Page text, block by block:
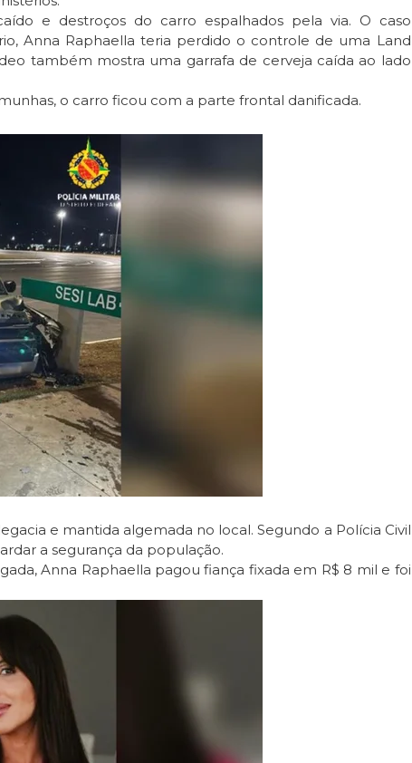
e destroços do carro espalhados pela via. O caso
Anna Raphaella teria perdido o controle de uma Land
também mostra uma garrafa de cerveja caída ao lado
o carro ficou com a parte frontal danificada.
e mantida algemada no local. Segundo a Polícia Civil
a segurança da população.
Anna Raphaella pagou fiança fixada em R$ 8 mil e foi